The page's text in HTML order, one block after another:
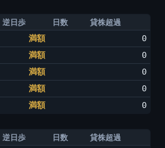
逆日歩 日数 貸株超過
満額
0
満額
0
満額
0
満額
0
満額 0
逆日歩 日数 貸株超過